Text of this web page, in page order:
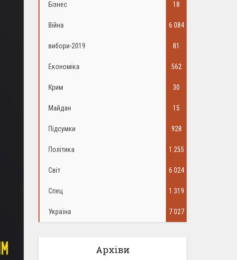
Бізнес 18
Війна 6 084
вибори-2019 81
Економіка 562
Крим 30
Майдан 15
Підсумки 928
Політика 1 255
Світ 6 024
Спец 1 319
Україна 7 027
Архіви